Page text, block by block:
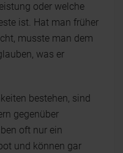
oder welche
ist. Hat man früher
musste man dem
was er
bestehen, sind
gegenüber
oft nur ein
und können gar